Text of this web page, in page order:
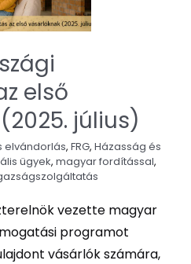
első
július)
elvándorlás, FRG, Házasság és
ügyek, magyar fordítással,
vezette magyar
programot
vásárlók számára,